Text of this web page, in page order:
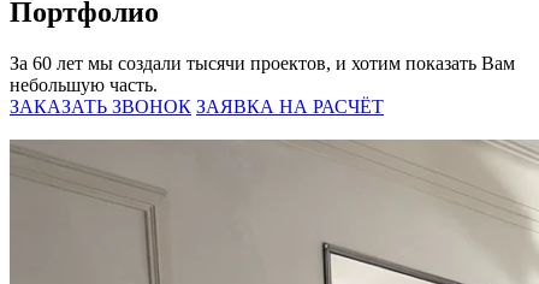
Портфолио
За 60 лет мы создали тысячи проектов, и хотим показать Вам
небольшую часть.
ЗАКАЗАТЬ ЗВОНОК ЗАЯВКА НА РАСЧЁТ